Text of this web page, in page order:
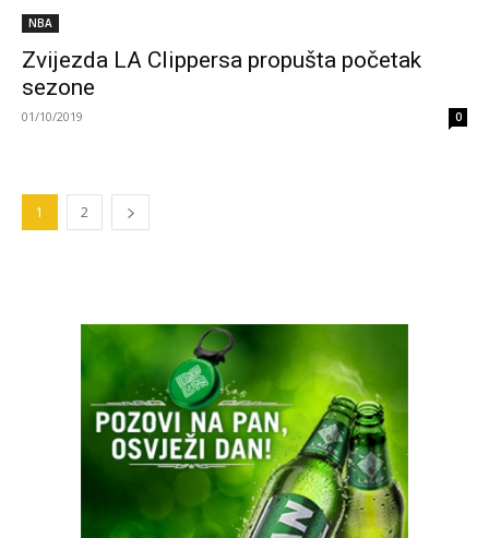
NBA
Zvijezda LA Clippersa propušta početak
sezone
01/10/2019 0
1 2